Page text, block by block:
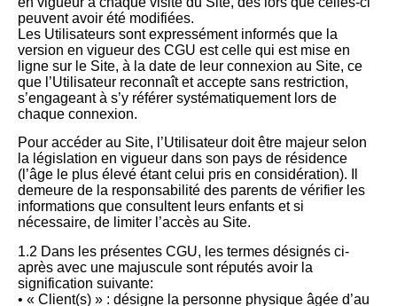
peuvent avoir été modifiées.
Les Utilisateurs sont expressément informés que la
version en vigueur des CGU est celle qui est mise en
ligne sur le Site, à la date de leur connexion au Site, ce
que l’Utilisateur reconnaît et accepte sans restriction,
s’engageant à s’y référer systématiquement lors de
chaque connexion.
Pour accéder au Site, l’Utilisateur doit être majeur selon
la législation en vigueur dans son pays de résidence
(l’âge le plus élevé étant celui pris en considération). Il
demeure de la responsabilité des parents de vérifier les
informations que consultent leurs enfants et si
nécessaire, de limiter l’accès au Site.
1.2 Dans les présentes CGU, les termes désignés ci-
après avec une majuscule sont réputés avoir la
signification suivante:
• « Client(s) » : désigne la personne physique âgée d’au